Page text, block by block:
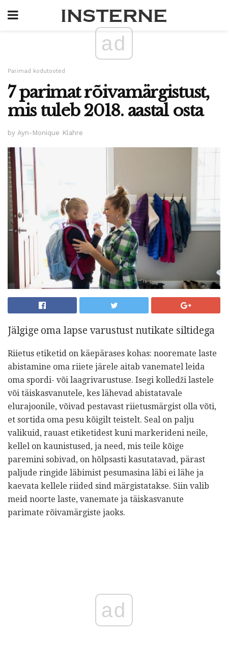
ad
Parimad kodutooted
7 parimat rõivamärgistust,
mis tuleb 2018. aastal osta
by Ayn-Monique Klahre
Jälgige oma lapse varustust nutikate siltidega
Riietus etiketid on käepärases kohas: nooremate laste
abistamine oma riiete järele aitab vanematel leida
oma spordi- või laagrivarustuse. Isegi kolledži lastele
või täiskasvanutele, kes lähevad abistatavale
elurajoonile, võivad pestavast riietusmärgist olla võti,
et sortida oma pesu kõigilt teistelt. Seal on palju
valikuid, rauast etiketidest kuni markerideni neile,
kellel on kaunistused, ja need, mis teile kõige
paremini sobivad, on hõlpsasti kasutatavad, pärast
paljude ringide läbimist pesumasina läbi ei lähe ja
kaevata kellele riided sind märgistatakse. Siin valib
meid noorte laste, vanemate ja täiskasvanute
parimate rõivamärgiste jaoks.
ad